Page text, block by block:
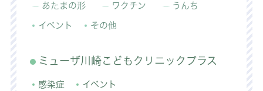
あたまの形
ワクチン うんち
イベント その他
ミューザ川崎こどもクリニックプラス
感染症 イベント